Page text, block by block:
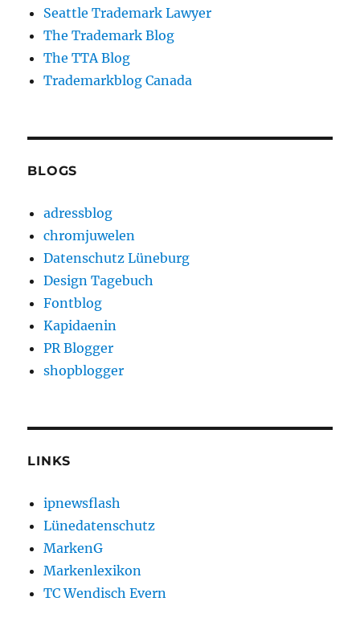
Seattle Trademark Lawyer
The Trademark Blog
The TTA Blog
Trademarkblog Canada
BLOGS
adressblog
chromjuwelen
Datenschutz Lüneburg
Design Tagebuch
Fontblog
Kapidaenin
PR Blogger
shopblogger
LINKS
ipnewsflash
Lünedatenschutz
MarkenG
Markenlexikon
TC Wendisch Evern